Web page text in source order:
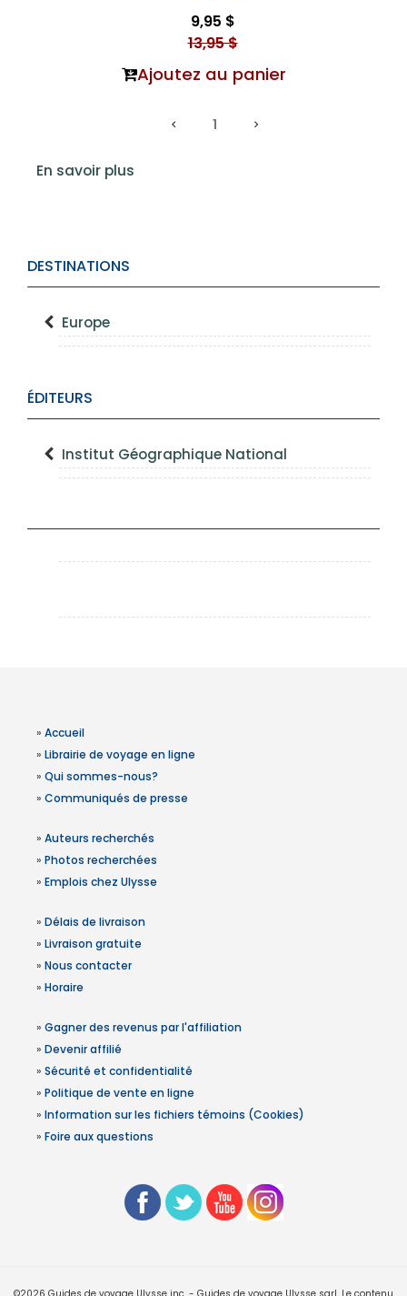
DESTINATIONS
Europe
ÉDITEURS
Institut Géographique National
9,95 $
13,95 $
Ajoutez au panier
1
En savoir plus
» Accueil
» Librairie de voyage en ligne
» Qui sommes-nous?
» Communiqués de presse
» Auteurs recherchés
» Photos recherchées
» Emplois chez Ulysse
» Délais de livraison
» Livraison gratuite
» Nous contacter
» Horaire
» Gagner des revenus par l'affiliation
» Devenir affilié
» Sécurité et confidentialité
» Politique de vente en ligne
» Information sur les fichiers témoins (Cookies)
» Foire aux questions